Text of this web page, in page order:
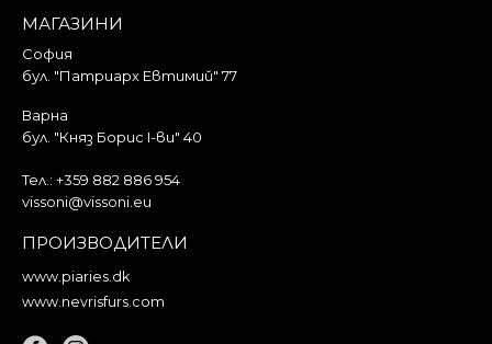
МАГАЗИНИ
София
бул. "Патриарх Евтимий" 77
Варна
бул. "Княз Борис I-ви" 40
Тел.: +359 882 886 954
vissoni@vissoni.eu
ПРОИЗВОДИТЕЛИ
www.piaries.dk
www.nevrisfurs.com